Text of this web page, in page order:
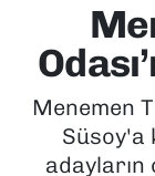
Menemen
Süsoy'a
adayların
EKONOMİ
KÜLTÜR
MAGAZİN
Tüm
Son
Haber